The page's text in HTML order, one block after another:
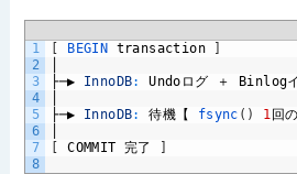
1
2
3
4
5
6
7
8
BEGIN transaction
├─▶
InnoDB: Undo ログ ＋ Binlog
├─▶
InnoDB: 待機【 fsync ( ) 1 回
COMMIT 完了